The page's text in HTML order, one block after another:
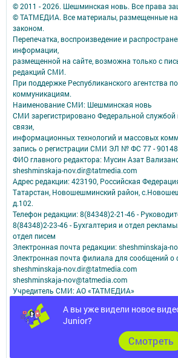
А вы уже видели новое
Junior?
Cмотреть
© 2011 - 2026. Шешминская новь. Все права
© ТАТМЕДИА. Все материалы, размещенные
законом.
Перепечатка, воспроизведение и
информации,
размещенной на сайте, возможна только с
редакций СМИ.
При поддержке Республиканского агентства
коммуникациям.
Наименование СМИ: Шешминская новь
СМИ зарегистрировано Федеральной службой
связи,
информационных технологий и массовых
запись о регистрации СМИ ЭЛ № ФС 77 - 90148
ФИО главного редактора: Мусин Азат
sheshminskaja-nov.dir@tatmedia.com
Адрес редакции: 423190, Российская
Татарстан, Новошешминский район,
д.102.
Телефон редакции: 8(84348)2-21-46 -
8(84348)2-23-46 - Бухгалтерия и отдел
отдел писем
Электронная почта редакции: sheshminskaja-
Электронная почта филиала для сообщений о
sheshminskaja-nov.dir@tatmedia.com
sheshminskaja-nov@tatmedia.com
Учредитель СМИ: АО «ТАТМЕДИА»
Антикоррупционная политика
АО «ТАТМЕДИА» использует «cookie»
удобства пользователей сайтом.
Использование «cookie» можно отменить в